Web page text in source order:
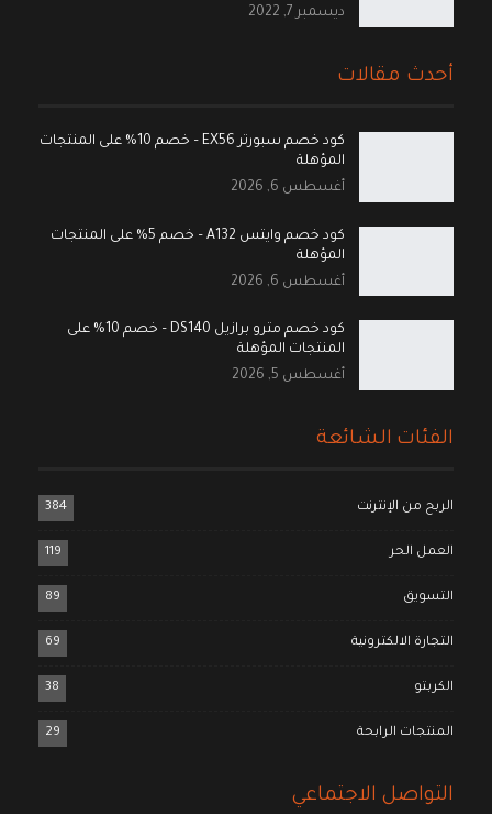
ديسمبر 7, 2022
أحدث مقالات
كود خصم سبورتر EX56 – خصم 10% على المنتجات
المؤهلة
أغسطس 6, 2026
كود خصم وايتس A132 – خصم 5% على المنتجات
المؤهلة
أغسطس 6, 2026
كود خصم مترو برازيل DS140 – خصم 10% على
المنتجات المؤهلة
أغسطس 5, 2026
الفئات الشائعة
الربح من الإنترنت 384
العمل الحر 119
التسويق 89
التجارة الالكترونية 69
الكربتو 38
المنتجات الرابحة 29
التواصل الاجتماعي